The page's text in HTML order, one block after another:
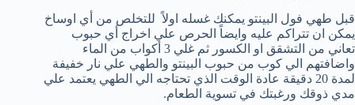
قبل طهي فول البينتو يمكنك غسله اولاً للتخلص من أي اوساخ
يمكن ان تتراكم عليه وايضاً الحرص علي اخراج أي حبوب
تعاني من التشقق او الكسور ثم غلي 3 أكواب من الماء
واضافتهم الي كوب من حبوب البينتو والطهي علي نار خفيفة
لمدة 20 دقيقة عادة الوقت الذي تحتاجه الي الطهي يعتمد علي
مدي ذوقك ورغبتك في تسوية الطعام.